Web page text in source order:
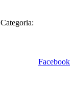
Categoria:
Facebook